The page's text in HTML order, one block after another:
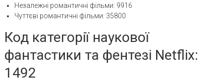
Незалежні романтичні фільми: 9916
Чуттєві романтичні фільми: 35800
Код категорії наукової
фантастики та фентезі Netflix:
1492